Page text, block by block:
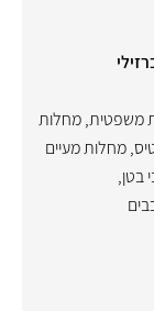
משפטית,מחלות
,מחלות מעיים
בטן,